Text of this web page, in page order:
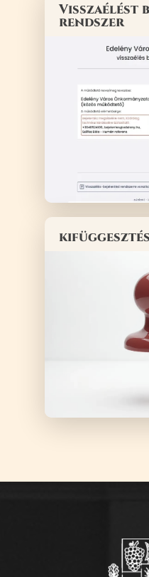
Visszaélést
rendszer